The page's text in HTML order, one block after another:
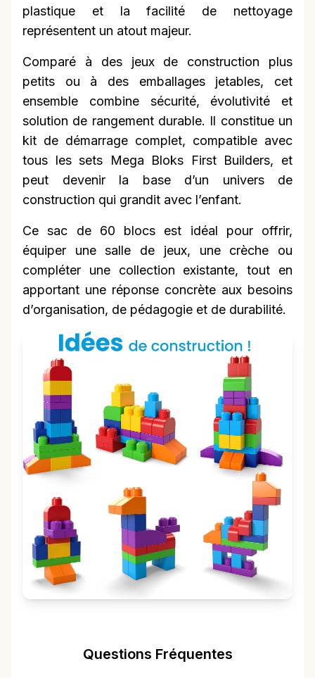
plastique et la facilité de nettoyage
représentent un atout majeur.
Comparé à des jeux de construction plus
petits ou à des emballages jetables, cet
ensemble combine sécurité, évolutivité et
solution de rangement durable. Il constitue un
kit de démarrage complet, compatible avec
tous les sets Mega Bloks First Builders, et
peut devenir la base d’un univers de
construction qui grandit avec l’enfant.
Ce sac de 60 blocs est idéal pour offrir,
équiper une salle de jeux, une crèche ou
compléter une collection existante, tout en
apportant une réponse concrète aux besoins
d’organisation, de pédagogie et de durabilité.
Questions Fréquentes